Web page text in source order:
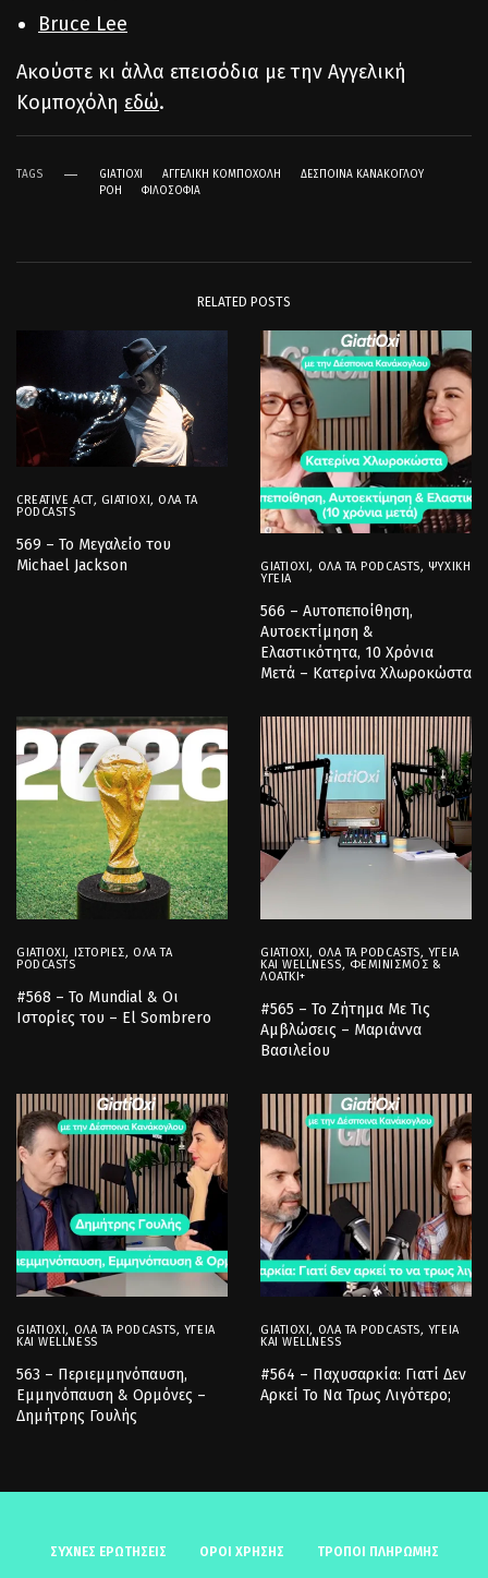
Bruce Lee
Ακούστε κι άλλα επεισόδια με την Αγγελική
Κομποχόλη εδώ.
TAGS GIATIOXI ΑΓΓΕΛΙΚΉ ΚΟΜΠΟΧΌΛΗ
ΔΈΣΠΟΙΝΑ ΚΑΝΆΚΟΓΛΟΥ
ΡΟΉ
ΦΙΛΟΣΟΦΊΑ
RELATED POSTS
CREATIVE ACT, GIATIOXI,ΌΛΑ ΤΑ
PODCASTS
569 – Το Μεγαλείο του
Michael Jackson
GIATIOXI, ΌΛΑ ΤΑ PODCASTS, ΨΥΧΙΚΉ
ΥΓΕΊΑ
566 – Αυτοπεποίθηση,
Αυτοεκτίμηση &
Ελαστικότητα, 10 Χρόνια
Μετά – Κατερίνα Χλωροκώστα
GIATIOXI, ΙΣΤΟΡΊΕΣ,ΌΛΑ ΤΑ
PODCASTS
#568 – Το Mundial & Οι
Ιστορίες του – El Sombrero
GIATIOXI, ΌΛΑ ΤΑ PODCASTS, ΥΓΕΊΑ
ΚΑΙ WELLNESS, ΦΕΜΙΝΙΣΜΌΣ &
ΛΟΑΤΚΙ+
#565 – Το Ζήτημα Με Τις
Αμβλώσεις – Μαριάννα
Βασιλείου
GIATIOXI, ΌΛΑ ΤΑ PODCASTS, ΥΓΕΊΑ
ΚΑΙ WELLNESS
563 – Περιεμμηνόπαυση,
Εμμηνόπαυση & Ορμόνες –
Δημήτρης Γουλής
GIATIOXI, ΌΛΑ ΤΑ PODCASTS, ΥΓΕΊΑ
ΚΑΙ WELLNESS
#564 – Παχυσαρκία: Γιατί Δεν
Αρκεί Το Να Τρως Λιγότερο;
ΣΥΧΝΈΣ ΕΡΩΤΉΣΕΙΣ ΟΡΟΙ ΧΡΗΣΗΣ ΤΡΟΠΟΙ ΠΛΗΡΩΜΗΣ